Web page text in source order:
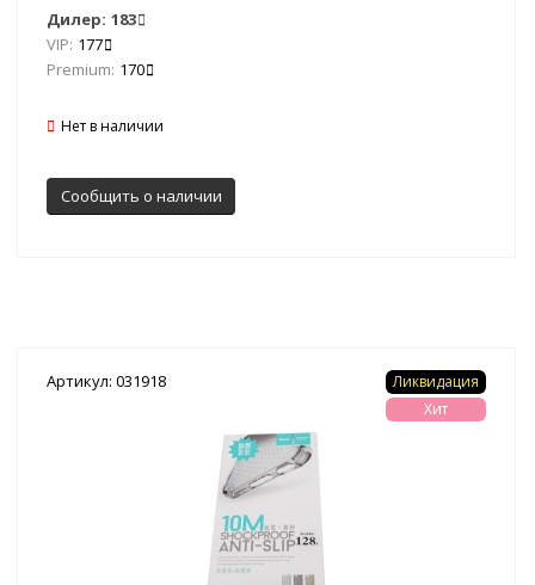
Дилер: 183
VIP: 177
Premium: 170
Нет в наличии
Сообщить о наличии
Артикул: 031918
Ликвидация
Хит